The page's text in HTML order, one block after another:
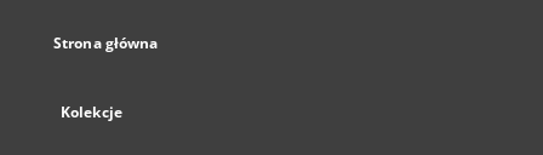
Strona główna
Kolekcje